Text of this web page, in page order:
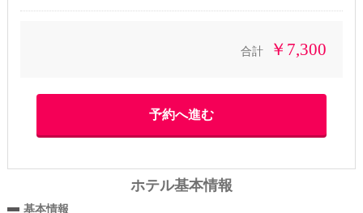
合計 ￥7,300
ホテル基本情報
基本情報